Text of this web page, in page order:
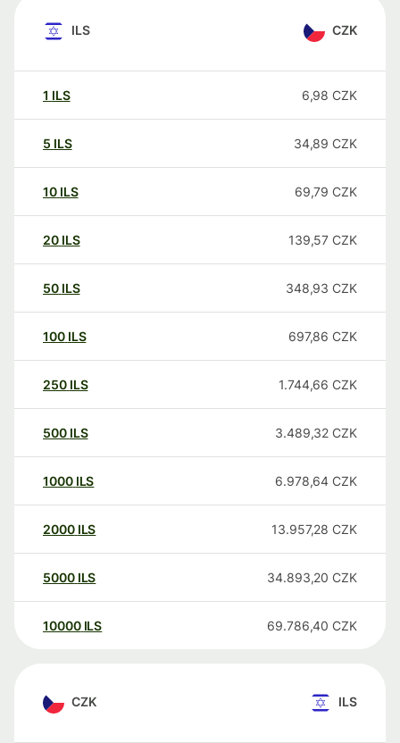
ILS CZK
1 ILS 6,98 CZK
5 ILS 34,89 CZK
10 ILS 69,79 CZK
20 ILS 139,57 CZK
50 ILS 348,93 CZK
100 ILS 697,86 CZK
250 ILS 1.744,66 CZK
500 ILS 3.489,32 CZK
1000 ILS 6.978,64 CZK
2000 ILS 13.957,28 CZK
5000 ILS 34.893,20 CZK
10000 ILS 69.786,40 CZK
CZK ILS